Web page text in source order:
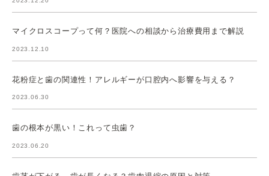
マイクロスコープって何？医院への相談から治療費用まで解説
2023.12.10
花粉症と歯の関連性！アレルギーが口腔内へ影響を与える？
2023.06.30
歯の根本が黒い！これって虫歯？
2023.06.20